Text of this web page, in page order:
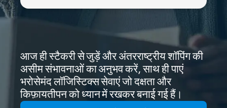
आज ही स्टैकरी से जुड़ें और अंतरराष्ट्रीय शॉपिंग की
असीम संभावनाओं का अनुभव करें, साथ ही पाएं
भरोसेमंद लॉजिस्टिक्स सेवाएं जो दक्षता और
किफ़ायतीपन को ध्यान में रखकर बनाई गई हैं।